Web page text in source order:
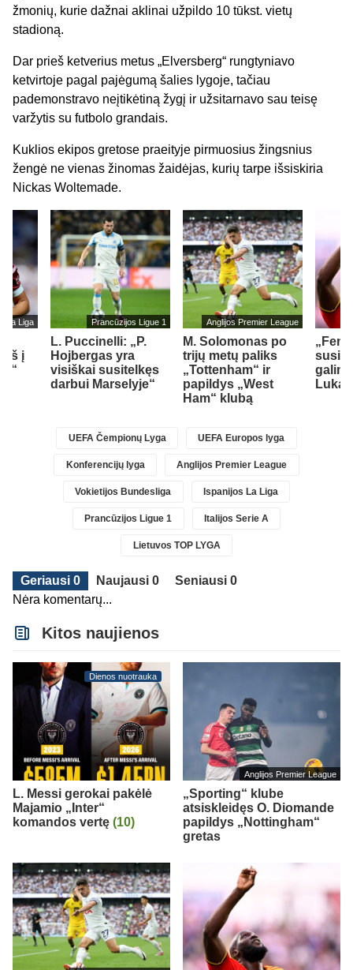
žmonių, kurie dažnai aklinai užpildo 10 tūkst. vietų
stadioną.
Dar prieš ketverius metus „Elversberg“ rungtyniavo
ketvirtoje pagal pajėgumą šalies lygoje, tačiau
pademonstravo neįtikėtiną žygį ir užsitarnavo sau teisę
varžytis su futbolo grandais.
Kuklios ekipos gretose praeityje pirmuosius žingsnius
žengė ne vienas žinomas žaidėjas, kurių tarpe išsiskiria
Nickas Woltemade.
La Liga
į
Prancūzijos Ligue 1
L. Puccinelli: „P.
Hojbergas yra
visiškai susitelkęs
darbui Marselyje“
Anglijos Premier League
M. Solomonas po
trijų metų paliks
„Tottenham“ ir
papildys „West
Ham“ klubą
UEFA Čempionų Lyga UEFA Europos lyga
Konferencijų lyga Anglijos Premier League
Vokietijos Bundesliga Ispanijos La Liga
Prancūzijos Ligue 1 Italijos Serie A
Lietuvos TOP LYGA
Geriausi 0 Naujausi 0
Seniausi 0
Nėra komentarų...
Kitos naujienos
Dienos nuotrauka
L. Messi gerokai pakėlė
Majamio „Inter“
komandos vertę (10)
Anglijos Premier League
„Sporting“ klube
atsiskleidęs O. Diomande
papildys „Nottingham“
gretas